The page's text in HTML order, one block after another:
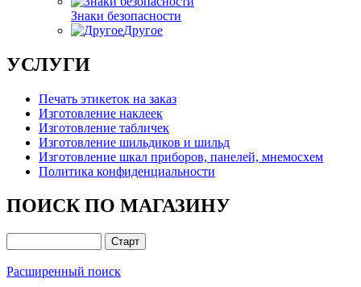
Знаки безопасности
Другое
УСЛУГИ
Печать этикеток на заказ
Изготовление наклеек
Изготовление табличек
Изготовление шильдиков и шильд
Изготовление шкал приборов, панелей, мнемосхем
Политика конфиденциальности
ПОИСК ПО МАГАЗИНУ
Расширенный поиск